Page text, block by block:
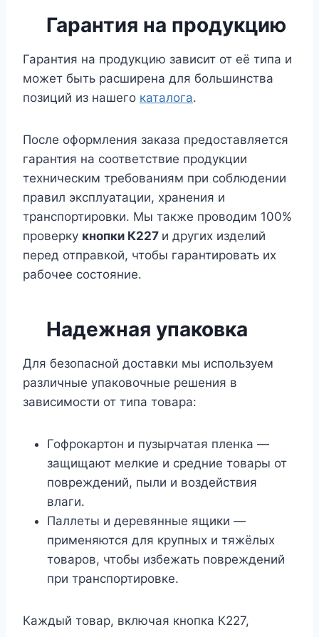
Гарантия на продукцию
Гарантия на продукцию зависит от её типа и
может быть расширена для большинства
позиций из нашего каталога.
После оформления заказа предоставляется
гарантия на соответствие продукции
техническим требованиям при соблюдении
правил эксплуатации, хранения и
транспортировки. Мы также проводим 100%
проверку кнопки К227 и других изделий
перед отправкой, чтобы гарантировать их
рабочее состояние.
Надежная упаковка
Для безопасной доставки мы используем
различные упаковочные решения в
зависимости от типа товара:
Гофрокартон и пузырчатая пленка —
защищают мелкие и средние товары от
повреждений, пыли и воздействия
влаги.
Паллеты и деревянные ящики —
применяются для крупных и тяжёлых
товаров, чтобы избежать повреждений
при транспортировке.
Каждый товар, включая кнопка К227,